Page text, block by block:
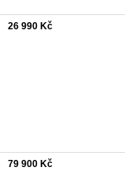
26 990 Kč
79 900 Kč